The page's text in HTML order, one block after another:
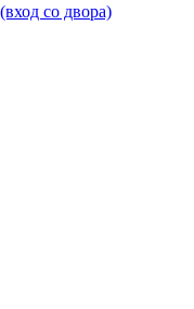
со двора)